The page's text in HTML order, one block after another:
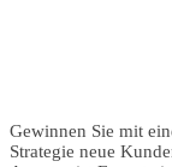
Gewinnen Sie mit
Strategie neue